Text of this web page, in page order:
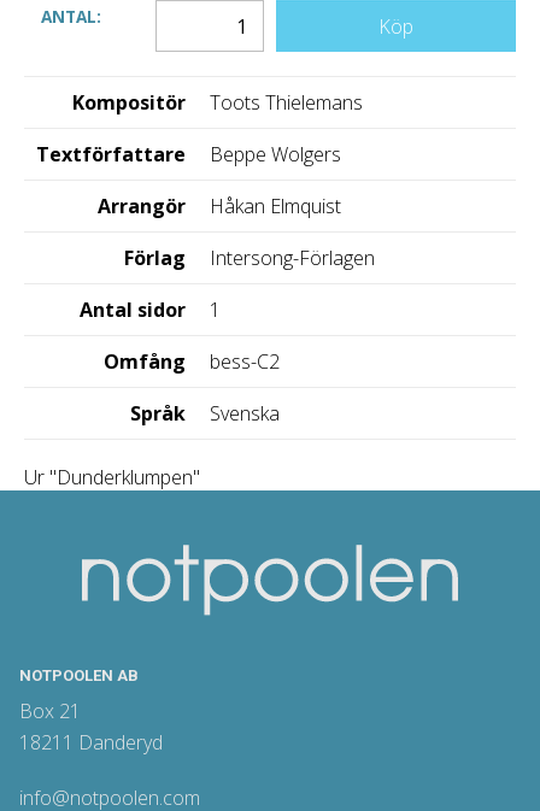
ANTAL:
Köp
Kompositör
Toots Thielemans
Textförfattare
Beppe Wolgers
Arrangör
Håkan Elmquist
Förlag
Intersong-Förlagen
Antal sidor
1
Omfång
bess-C2
Språk
Svenska
Ur "Dunderklumpen"
NOTPOOLEN AB
Box 21
18211 Danderyd
info@notpoolen.com